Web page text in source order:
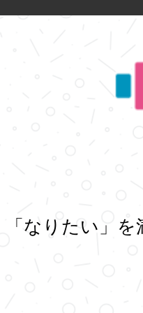
「なりたい」